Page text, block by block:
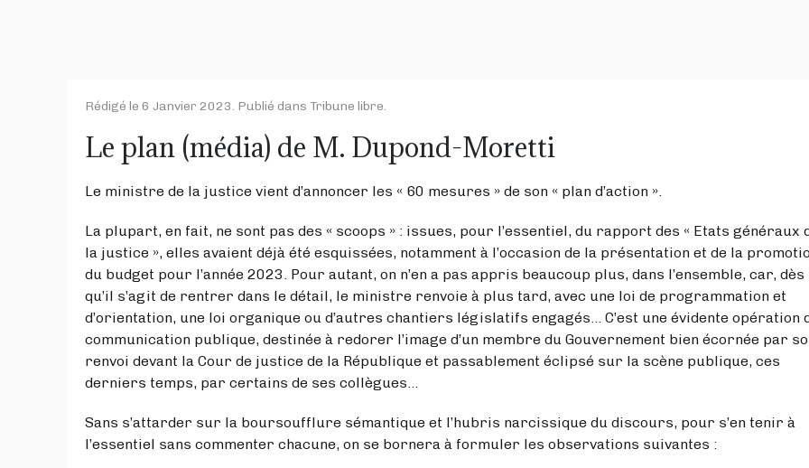
Rédigé le 6 Janvier 2023. Publié dans Tribune libre.
Le plan (média) de M. Dupond-Moretti
Le ministre de la justice vient d’annoncer les « 60 mesures » de son « plan d’action ».
La plupart, en fait, ne sont pas des « scoops » : issues, pour l’essentiel, du rapport des « Etats généraux
la justice », elles avaient déjà été esquissées, notamment à l’occasion de la présentation et de la
du budget pour l’année 2023. Pour autant, on n’en a pas appris beaucoup plus, dans l’ensemble, car, dès
qu’il s’agit de rentrer dans le détail, le ministre renvoie à plus tard, avec une loi de programmation et
d’orientation, une loi organique ou d’autres chantiers législatifs engagés… C’est une évidente opération
communication publique, destinée à redorer l’image d’un membre du Gouvernement bien écornée par
renvoi devant la Cour de justice de la République et passablement éclipsé sur la scène publique, ces
derniers temps, par certains de ses collègues…
Sans s’attarder sur la boursoufflure sémantique et l’hubris narcissique du discours, pour s’en tenir à
l’essentiel sans commenter chacune, on se bornera à formuler les observations suivantes :